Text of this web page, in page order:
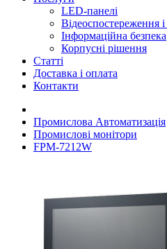
LED-панелі
Відеоспостереження
Інформаційна безпека
Корпусні рішення
Статті
Доставка і оплата
Контакти
Промислова Автоматизація
Промислові монітори
FPM-7212W